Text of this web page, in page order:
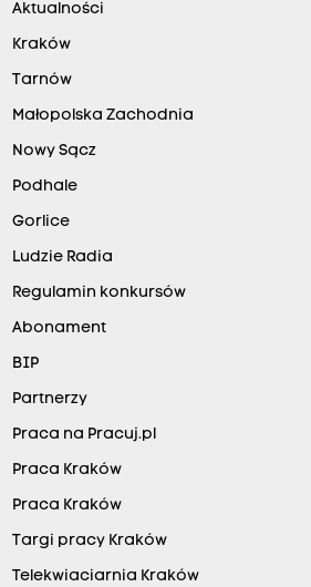
Aktualności
Kraków
Tarnów
Małopolska Zachodnia
Nowy Sącz
Podhale
Gorlice
Ludzie Radia
Regulamin konkursów
Abonament
BIP
Partnerzy
Praca na Pracuj.pl
Praca Kraków
Praca Kraków
Targi pracy Kraków
Telekwiaciarnia Kraków